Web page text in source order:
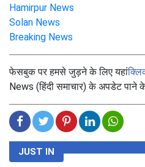
Hamirpur News
Solan News
Breaking News
फेसबुक पर हमसे जुड़ने के लिए यहां
News (हिंदी समाचार) के अपडेट पाने
JUST IN